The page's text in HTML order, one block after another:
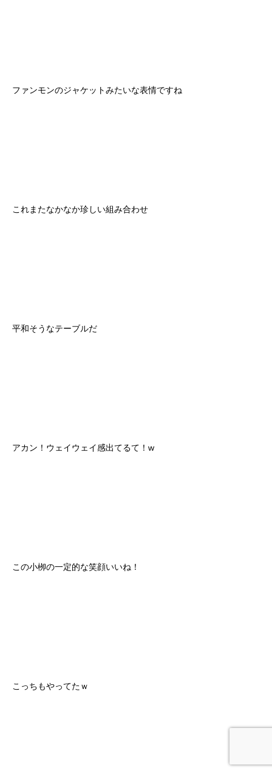
ファンモンのジャケットみたいな表情ですね
これまたなかなか珍しい組み合わせ
平和そうなテーブルだ
アカン！ウェイウェイ感出てるて！w
この小栁の一定的な笑顔いいね！
こっちもやってたｗ